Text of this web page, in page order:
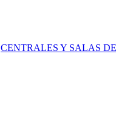
CENTRALES Y SALAS